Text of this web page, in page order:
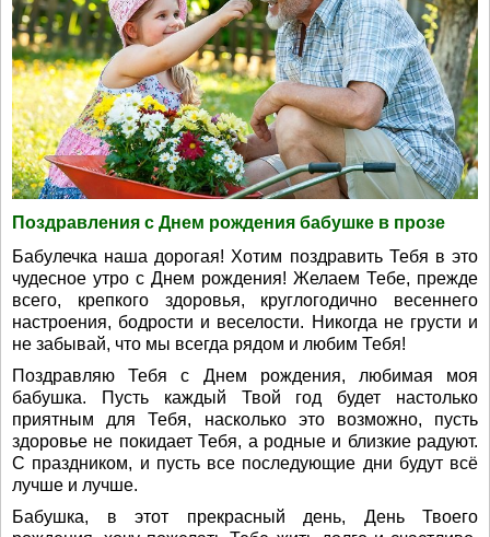
Поздравления с Днем рождения бабушке в прозе
Бабулечка наша дорогая! Хотим поздравить Тебя в это
чудесное утро с Днем рождения! Желаем Тебе, прежде
всего, крепкого здоровья, круглогодично весеннего
настроения, бодрости и веселости. Никогда не грусти и
не забывай, что мы всегда рядом и любим Тебя!
Поздравляю Тебя с Днем рождения, любимая моя
бабушка. Пусть каждый Твой год будет настолько
приятным для Тебя, насколько это возможно, пусть
здоровье не покидает Тебя, а родные и близкие радуют.
С праздником, и пусть все последующие дни будут всё
лучше и лучше.
Бабушка, в этот прекрасный день, День Твоего